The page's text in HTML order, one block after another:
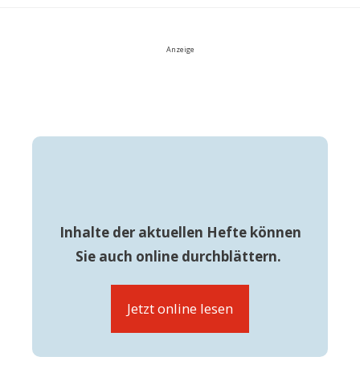
Anzeige
Inhalte der aktuellen Hefte können
Sie auch online durchblättern.
Jetzt online lesen